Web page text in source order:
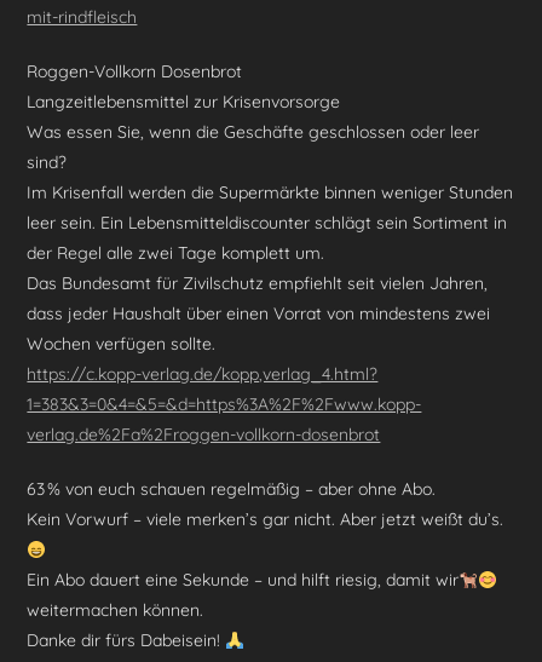
mit-rindfleisch
Roggen-Vollkorn Dosenbrot
Langzeitlebensmittel zur Krisenvorsorge
Was essen Sie, wenn die Geschäfte geschlossen oder leer
sind?
Im Krisenfall werden die Supermärkte binnen weniger Stunden
leer sein. Ein Lebensmitteldiscounter schlägt sein Sortiment in
der Regel alle zwei Tage komplett um.
Das Bundesamt für Zivilschutz empfiehlt seit vielen Jahren,
dass jeder Haushalt über einen Vorrat von mindestens zwei
Wochen verfügen sollte.
https://c.kopp-verlag.de/kopp,verlag_4.html?
1=383&3=0&4=&5=&d=https%3A%2F%2Fwww.kopp-
verlag.de%2Fa%2Froggen-vollkorn-dosenbrot
63 % von euch schauen regelmäßig – aber ohne Abo.
Kein Vorwurf – viele merken’s gar nicht. Aber jetzt weißt du’s.
Ein Abo dauert eine Sekunde – und hilft riesig, damit wir
weitermachen können.
Danke dir fürs Dabeisein!